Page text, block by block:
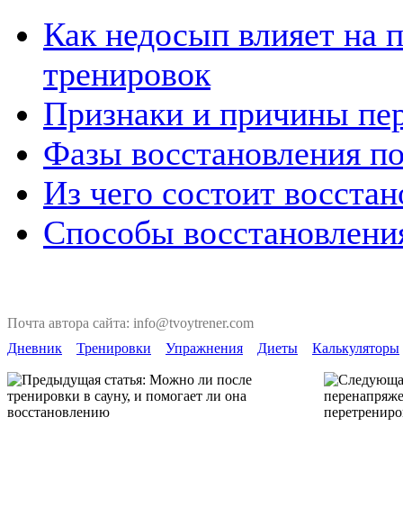
Как недосып влияет на
тренировок
Признаки и причины
Фазы восстановления
Из чего состоит
Способы
Почта автора сайта: info@tvoytrener.com
Дневник
Тренировки Упражнения Диеты Калькуляторы